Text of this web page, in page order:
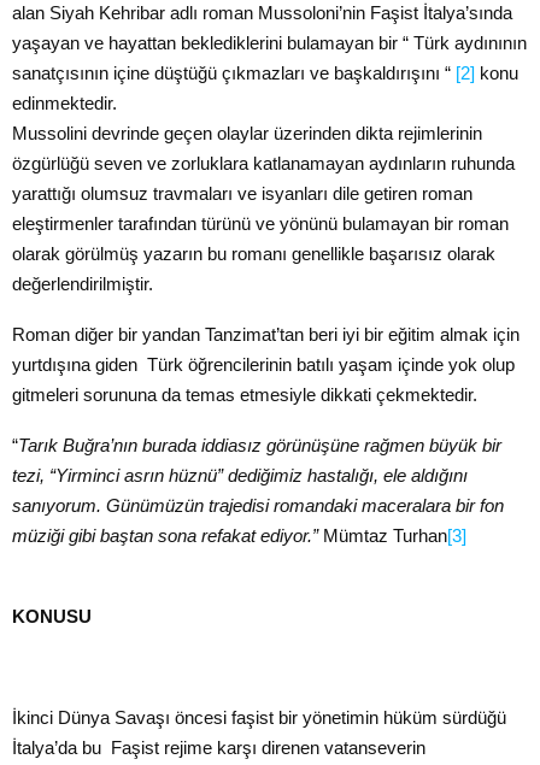
alan Siyah Kehribar adlı roman Mussoloni’nin Faşist İtalya’sında
yaşayan ve hayattan beklediklerini bulamayan bir “ Türk aydınının
sanatçısının içine düştüğü çıkmazları ve başkaldırışını “ [2] konu
edinmektedir.
Mussolini devrinde geçen olaylar üzerinden dikta rejimlerinin
özgürlüğü seven ve zorluklara katlanamayan aydınların ruhunda
yarattığı olumsuz travmaları ve isyanları dile getiren roman
eleştirmenler tarafından türünü ve yönünü bulamayan bir roman
olarak görülmüş yazarın bu romanı genellikle başarısız olarak
değerlendirilmiştir.
Roman diğer bir yandan Tanzimat’tan beri iyi bir eğitim almak için
yurtdışına giden Türk öğrencilerinin batılı yaşam içinde yok olup
gitmeleri sorununa da temas etmesiyle dikkati çekmektedir.
“Tarık Buğra’nın burada iddiasız görünüşüne rağmen büyük bir
tezi, “Yirminci asrın hüznü” dediğimiz hastalığı, ele aldığını
sanıyorum. Günümüzün trajedisi romandaki maceralara bir fon
müziği gibi baştan sona refakat ediyor.”Mümtaz Turhan[3]
KONUSU
İkinci Dünya Savaşı öncesi faşist bir yönetimin hüküm sürdüğü
İtalya’da bu Faşist rejime karşı direnen vatanseverin